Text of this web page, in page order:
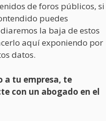
de foros públicos, si
puedes
la baja de estos
aquí exponiendo por
datos.
a tu empresa, te
con un abogado en el